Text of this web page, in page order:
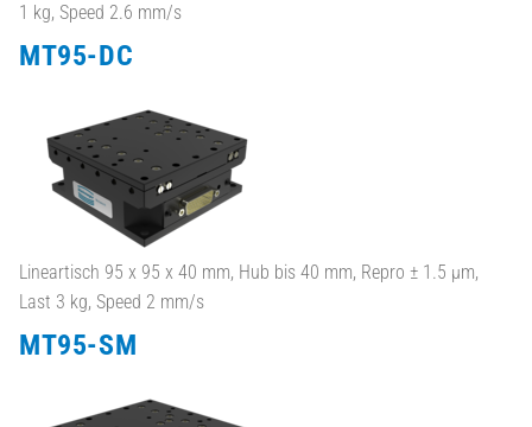
1 kg, Speed 2.6 mm/s
MT95-DC
Lineartisch 95 x 95 x 40 mm, Hub bis 40 mm, Repro ± 1.5 µm,
Last 3 kg, Speed 2 mm/s
MT95-SM